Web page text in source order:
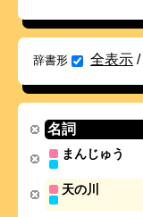
辞書形 全表示 /
名詞
まんじゅう
天の川